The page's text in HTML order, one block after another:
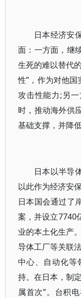
日本经济安
面：一方面，继
生死的难以替代
性”，作为对他国
攻击性能力;另
时，推动海外供
基础支撑，并降
日本以半导
以此作为经济安
日本国会通过了
案，并设立7740
业的本土化生产
导体工厂等关联
中心、自动化等
持。在日本，制
属首次”。台积